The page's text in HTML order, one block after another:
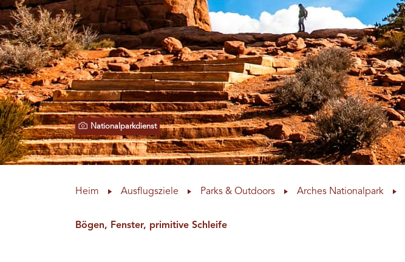
Nationalparkdienst
Heim Ausflugsziele Parks & Outdoors Arches Nationalpark
Bögen, Fenster, primitive Schleife